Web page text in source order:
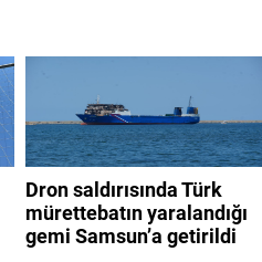
Dron saldırısında Türk
mürettebatın yaralandığı
gemi Samsun’a getirildi